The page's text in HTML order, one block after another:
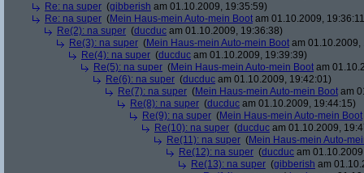
Re: na super (gibberish am 01.10.2009, 19:35:59)
Re: na super (Mein Haus-mein Auto-mein Boot am 01.10.2009,
Re(2): na super (ducduc am 01.10.2009, 19:36:38)
Re(3): na super (Mein Haus-mein Auto-mein Boot am 01.10.2009,
Re(4): na super (ducduc am 01.10.2009, 19:39:39)
Re(5): na super (Mein Haus-mein Auto-mein Boot am
Re(6): na super (ducduc am 01.10.2009, 19:42:01)
Re(7): na super (Mein Haus-mein Auto-mein Boot am
Re(8): na super (ducduc am 01.10.2009, 19:44:15)
Re(9): na super (Mein Haus-mein Auto-mein Boot
Re(10): na super (ducduc am 01.10.2009,
Re(11): na super (Mein Haus-mein Auto-
Re(12): na super (ducduc am
Re(13): na super (gibberish am